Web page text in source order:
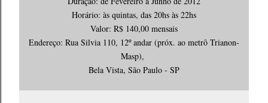
Horário: às quintas, das 20hs às 22hs
Valor: R$ 140,00 mensais
Endereço: Rua Silvia 110, 12º andar (próx. ao metrô Trianon-
Masp),
Bela Vista, São Paulo - SP